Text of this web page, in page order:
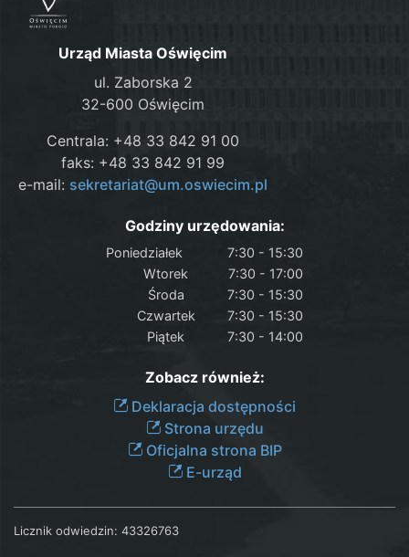
Urząd Miasta Oświęcim
ul. Zaborska 2
32-600 Oświęcim
Centrala: +48 33 842 91 00
faks: +48 33 842 91 99
e-mail: sekretariat@um.oswiecim.pl
Godziny urzędowania:
Poniedziałek
7:30 - 15:30
Wtorek
7:30 - 17:00
Środa
7:30 - 15:30
Czwartek
7:30 - 15:30
Piątek
7:30 - 14:00
Zobacz również:
Deklaracja dostępności
Strona urzędu
Oficjalna strona BIP
E-urząd
Licznik odwiedzin: 43326763